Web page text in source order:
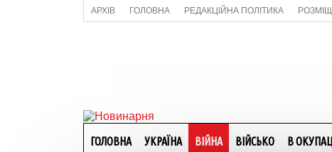
АРХІВ ГОЛОВНА РЕДАКЦІЙНА ПОЛІТИКА
ГОЛОВНА УКРАЇНА ВІЙНА ВІЙСЬКО В